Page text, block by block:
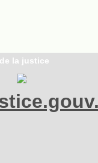
la justice